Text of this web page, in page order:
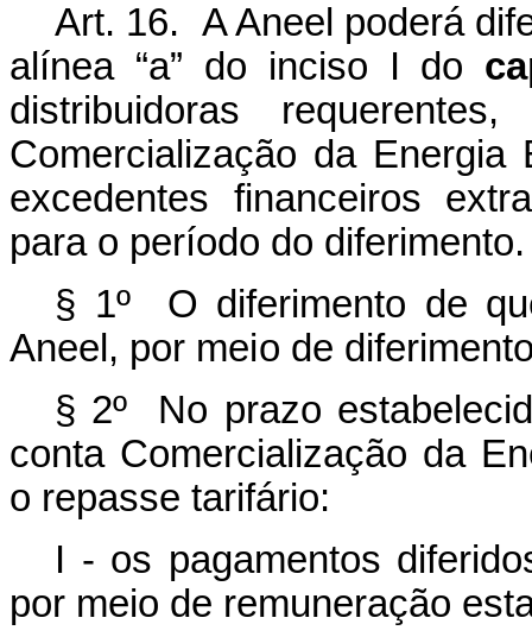
Art. 16. A Aneel poderá
alínea “a” do inciso I do
distribuidoras
Comercialização da Energia
excedentes
financeiros
para o período do diferimento.
§ 1º O diferimento de
Aneel, por meio de
§ 2º
No prazo
conta Comercialização da
o repasse tarifário:
I - os pagamentos
por meio de remuneração